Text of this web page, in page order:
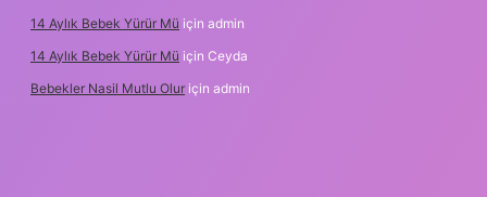
14 Aylık Bebek Yürür Mü için admin
14 Aylık Bebek Yürür Mü için Ceyda
Bebekler Nasil Mutlu Olur için admin